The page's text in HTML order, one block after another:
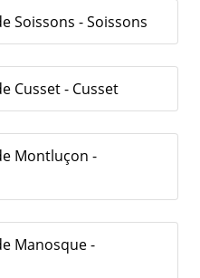
Soissons - Soissons
Cusset - Cusset
Montluçon -
Manosque -